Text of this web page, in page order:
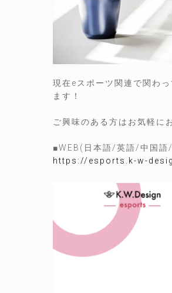
現在eスポーツ関連で関わ
ます！
ご興味のある方はお気軽に
■WEB(日本語/英語/中国語
https://esports.k-w-